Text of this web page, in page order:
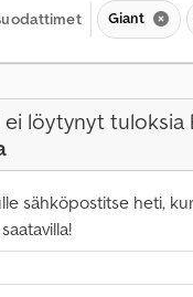
Giant
löytynyt tuloksia
sähköpostitse heti,